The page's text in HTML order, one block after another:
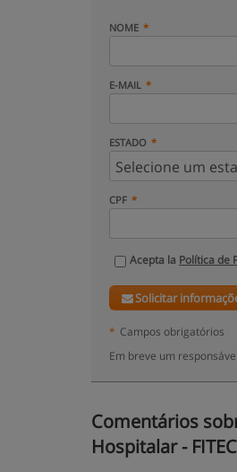
NOME
E-MAIL
ESTADO
CPF
Acepta la Política de
Solicitar
* Campos obrigatórios
Em breve um
Comentários
Hospitalar -